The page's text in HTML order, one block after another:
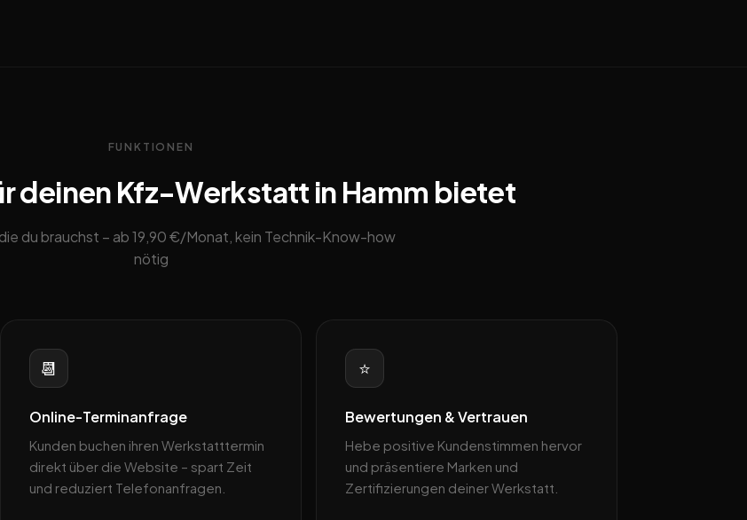
FUNKTIONEN
deinen Kfz-Werkstatt in Hamm bietet
du brauchst – ab 19,90 €/Monat, kein Technik-Know-how
nötig
📆
Online-Terminanfrage
Kunden buchen ihren Werkstatttermin
direkt über die Website – spart Zeit
und reduziert Telefonanfragen.
⭐
Bewertungen & Vertrauen
Hebe positive Kundenstimmen hervor
und präsentiere Marken und
Zertifizierungen deiner Werkstatt.